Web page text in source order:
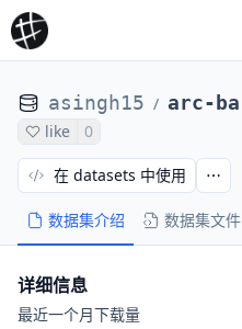
asingh15 /
like 0
数据集介绍 数据集文件
在 datasets 中使用
详细信息
最近一个月下载量